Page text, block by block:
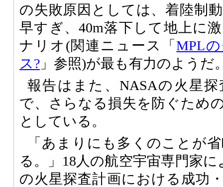
の失敗原因としては、着陸制
早すぎ、40m落下して地上に
ナリオ(関連ニュース「MPL
ス? 」参照)が最も有力のようだ
報告はまた、NASAの火星
で、さらなる損失を防ぐため
としている。
「あまりにも多くのことが
る。」18人の航空宇宙専門家
の火星探査計画における成功